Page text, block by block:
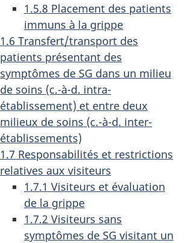
1.5.8 Placement des patients
immuns à la grippe
1.6 Transfert/transport des
patients présentant des
symptômes de SG dans un milieu
de soins (c.-à-d. intra-
établissement) et entre deux
milieux de soins (c.-à-d. inter-
établissements)
1.7 Responsabilités et restrictions
relatives aux visiteurs
1.7.1 Visiteurs et évaluation
de la grippe
1.7.2 Visiteurs sans
symptômes de SG visitant un